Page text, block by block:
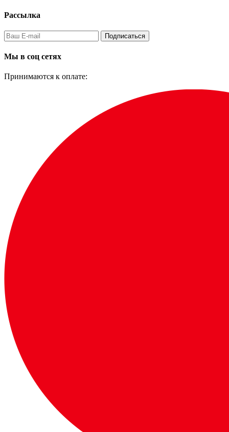
Рассылка
Подписаться
Мы в соц сетях
Принимаются к оплате: